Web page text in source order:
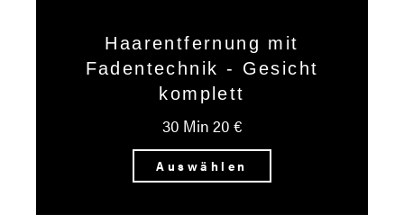
Haarentfernung mit
Fadentechnik - Gesicht
komplett
30 Min 20 €
Auswählen